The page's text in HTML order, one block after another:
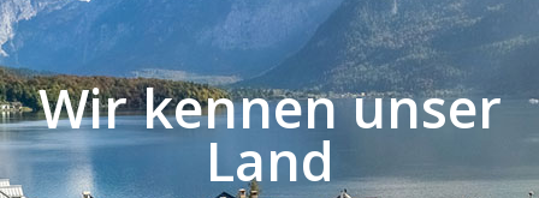
Wir kennen unser
Land